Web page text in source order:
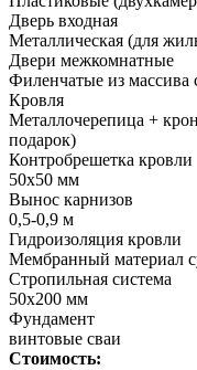
Дверь входная
Металлическая (для
Двери межкомнатные
Филенчатые из массива
Кровля
Металлочерепица +
подарок)
Контробрешетка кровли
50х50 мм
Вынос карнизов
0,5-0,9 м
Гидроизоляция кровли
Мембранный материал
Стропильная система
50х200 мм
Фундамент
винтовые сваи
Стоимость: